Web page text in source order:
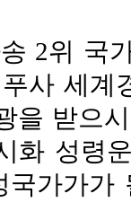
2위 국
사 세계
을 받으
화 성령
국가가가